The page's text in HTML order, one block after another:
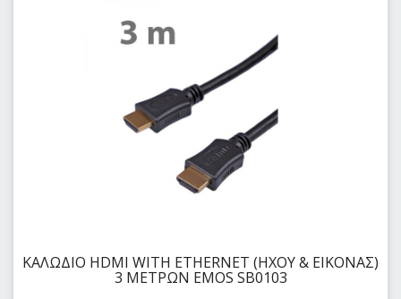
ΚΑΛΩΔΙΟ HDMI WITH ETHERNET (ΗΧΟΥ & ΕΙΚΟΝΑΣ)
3 ΜΕΤΡΩΝ EMOS SB0103